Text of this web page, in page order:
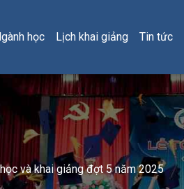
học Lịch khai giảng Tin tức
và khai giảng đợt 5 năm 2025